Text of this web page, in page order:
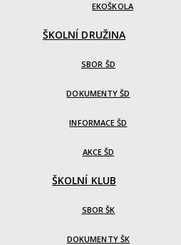
EKOŠKOLA
ŠKOLNÍ DRUŽINA
SBOR ŠD
DOKUMENTY ŠD
INFORMACE ŠD
AKCE ŠD
ŠKOLNÍ KLUB
SBOR ŠK
DOKUMENTY ŠK